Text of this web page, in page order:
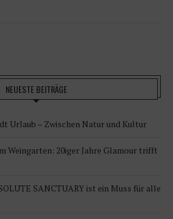
NEUESTE BEITRÄGE
Urlaub – Zwischen Natur und Kultur
Weingarten: 20iger Jahre Glamour trifft
SANCTUARY ist ein Muss für alle